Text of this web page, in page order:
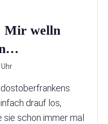
Mir welln
drauf los,
sie schon immer mal